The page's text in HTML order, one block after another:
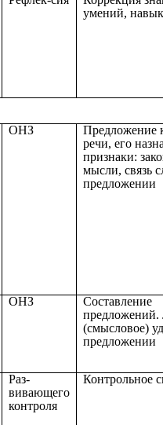
умений,
ОНЗ
Предложение
речи, его
признаки:
мысли, связь
предложении
ОНЗ
Составление
предложений.
(смысловое)
предложении
Раз-
вивающего
контроля
Контрольное